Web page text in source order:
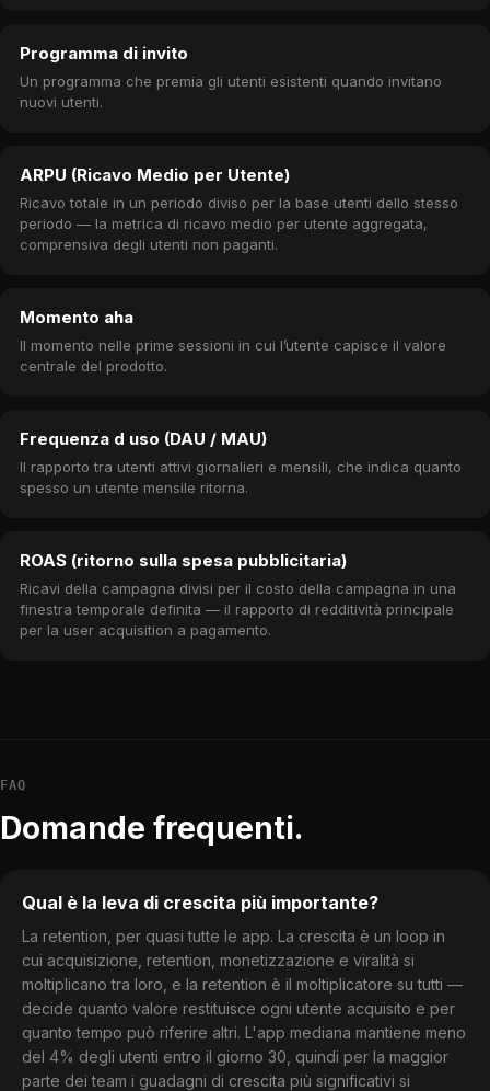
Programma di invito
Un programma che premia gli utenti esistenti quando invitano
nuovi utenti.
ARPU (Ricavo Medio per Utente)
Ricavo totale in un periodo diviso per la base utenti dello stesso
periodo — la metrica di ricavo medio per utente aggregata,
comprensiva degli utenti non paganti.
Momento aha
Il momento nelle prime sessioni in cui l’utente capisce il valore
centrale del prodotto.
Frequenza d uso (DAU / MAU)
Il rapporto tra utenti attivi giornalieri e mensili, che indica quanto
spesso un utente mensile ritorna.
ROAS (ritorno sulla spesa pubblicitaria)
Ricavi della campagna divisi per il costo della campagna in una
finestra temporale definita — il rapporto di redditività principale
per la user acquisition a pagamento.
FAQ
Domande frequenti.
Qual è la leva di crescita più importante?
La retention, per quasi tutte le app. La crescita è un loop in
cui acquisizione, retention, monetizzazione e viralità si
moltiplicano tra loro, e la retention è il moltiplicatore su tutti —
decide quanto valore restituisce ogni utente acquisito e per
quanto tempo può riferire altri. L'app mediana mantiene meno
del 4% degli utenti entro il giorno 30, quindi per la maggior
parte dei team i guadagni di crescita più significativi si